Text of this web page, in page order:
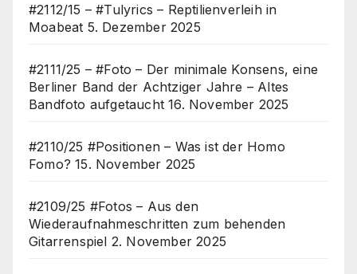
#2112/15 – #Tulyrics – Reptilienverleih in
Moabeat 5. Dezember 2025
#2111/25 – #Foto – Der minimale Konsens, eine
Berliner Band der Achtziger Jahre – Altes
Bandfoto aufgetaucht 16. November 2025
#2110/25 #Positionen – Was ist der Homo
Fomo? 15. November 2025
#2109/25 #Fotos – Aus den
Wiederaufnahmeschritten zum behenden
Gitarrenspiel 2. November 2025